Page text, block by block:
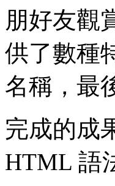
朋好友觀
供了數種
名稱，最
完成的成
HTML 語